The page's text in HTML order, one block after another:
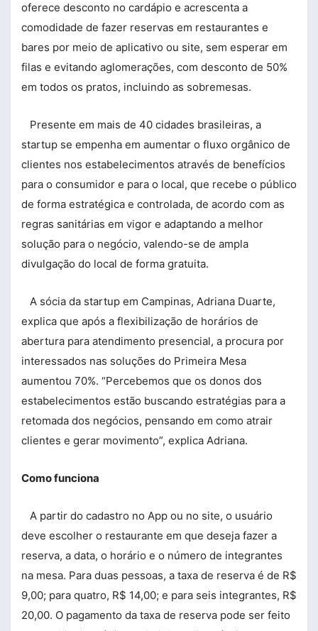
oferece desconto no cardápio e acrescenta a
comodidade de fazer reservas em restaurantes e
bares por meio de aplicativo ou site, sem esperar em
filas e evitando aglomerações, com desconto de 50%
em todos os pratos, incluindo as sobremesas.
Presente em mais de 40 cidades brasileiras, a
startup se empenha em aumentar o fluxo orgânico de
clientes nos estabelecimentos através de benefícios
para o consumidor e para o local, que recebe o público
de forma estratégica e controlada, de acordo com as
regras sanitárias em vigor e adaptando a melhor
solução para o negócio, valendo-se de ampla
divulgação do local de forma gratuita.
A sócia da startup em Campinas, Adriana Duarte,
explica que após a flexibilização de horários de
abertura para atendimento presencial, a procura por
interessados nas soluções do Primeira Mesa
aumentou 70%. “Percebemos que os donos dos
estabelecimentos estão buscando estratégias para a
retomada dos negócios, pensando em como atrair
clientes e gerar movimento”, explica Adriana.
Como funciona
A partir do cadastro no App ou no site, o usuário
deve escolher o restaurante em que deseja fazer a
reserva, a data, o horário e o número de integrantes
na mesa. Para duas pessoas, a taxa de reserva é de R$
9,00; para quatro, R$ 14,00; e para seis integrantes, R$
20,00. O pagamento da taxa de reserva pode ser feito